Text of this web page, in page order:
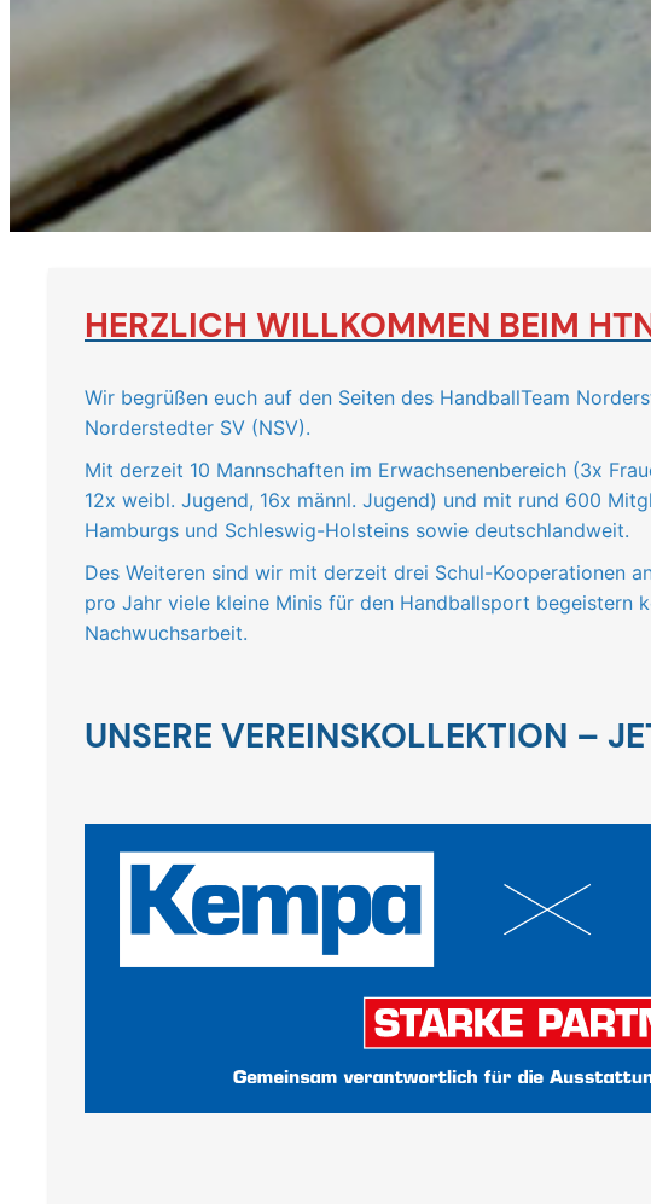
HERZLICH WILLKOMMEN BEIM
Wir begrüßen euch auf den Seiten des HandballTeam
Norderstedter SV (NSV).
Mit derzeit 10 Mannschaften im Erwachsenenbereich (3x
12x weibl. Jugend, 16x männl. Jugend) und mit rund 600
Hamburgs und Schleswig-Holsteins sowie deutschlandweit.
Des Weiteren sind wir mit derzeit drei Schul-Kooperationen
pro Jahr viele kleine Minis für den Handballsport begeistern
Nachwuchsarbeit.
UNSERE VEREINSKOLLEKTION –